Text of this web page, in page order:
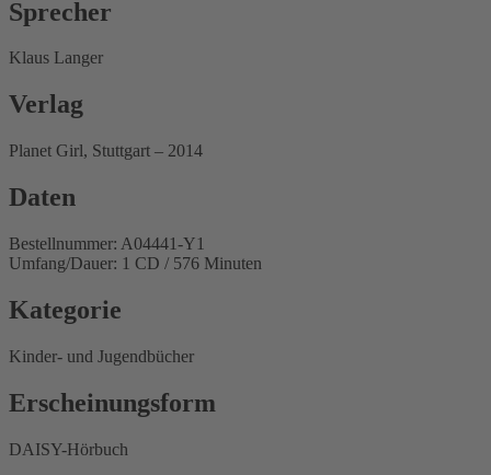
Sprecher
Klaus Langer
Verlag
Planet Girl, Stuttgart – 2014
Daten
Bestellnummer: A04441-Y1
Umfang/Dauer: 1 CD / 576 Minuten
Kategorie
Kinder- und Jugendbücher
Erscheinungsform
DAISY-Hörbuch